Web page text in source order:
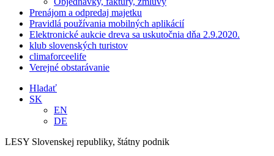
Prenájom a odpredaj majetku
Pravidlá používania mobilných aplikácií
Elektronické aukcie dreva sa uskutočnia dňa 2.9.2020.
klub slovenských turistov
climaforceelife
Verejné obstarávanie
Hladať
SK
EN
DE
LESY Slovenskej republiky, štátny podnik